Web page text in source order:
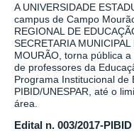
A UNIVERSIDADE
campus de Campo
REGIONAL DE
SECRETARIA
MOURÃO, torna pública
de professores da
Programa Institucional de
PIBID/UNESPAR, até o
área.
Edital n. 003/2017-PIBID